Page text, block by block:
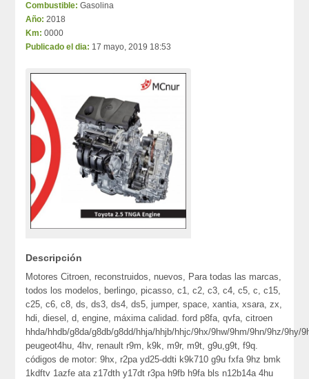
Combustible: Gasolina
Año: 2018
Km: 0000
Publicado el dia: 17 mayo, 2019 18:53
Descripción
Motores Citroen, reconstruidos, nuevos, Para todas las marcas,
todos los modelos, berlingo, picasso, c1, c2, c3, c4, c5, c, c15,
c25, c6, c8, ds, ds3, ds4, ds5, jumper, space, xantia, xsara, zx,
hdi, diesel, d, engine, máxima calidad. ford p8fa, qvfa, citroen
hhda/hhdb/g8da/g8db/g8dd/hhja/hhjb/hhjc/9hx/9hw/9hm/9hn/9hz/
peugeot4hu, 4hv, renault r9m, k9k, m9r, m9t, g9u,g9t, f9q.
códigos de motor: 9hx, r2pa yd25-ddti k9k710 g9u fxfa 9hz bmk
1kdftv 1azfe ata z17dth y17dt r3pa h9fb h9fa bls n12b14a 4hu